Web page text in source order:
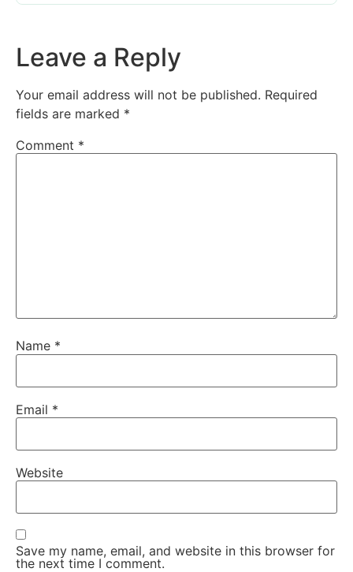
Leave a Reply
Your email address will not be published. Required
fields are marked *
Comment *
Name *
Email *
Website
Save my name, email, and website in this browser for
the next time I comment.